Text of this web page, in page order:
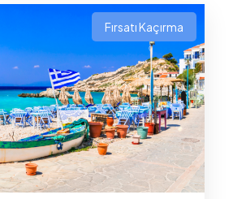
Fırsatı Kaçırma